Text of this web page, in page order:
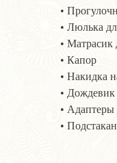
•
• Люлька
• Матрасик
• Капор
• Накидка на
• Дождевик
• Адаптеры
•